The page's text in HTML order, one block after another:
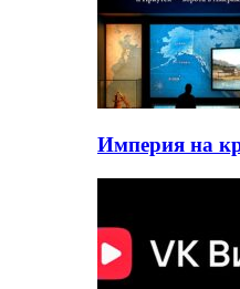
Империя на